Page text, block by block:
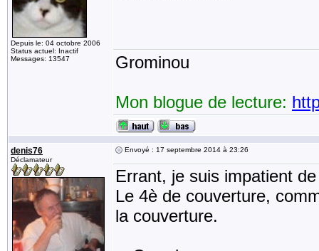
Depuis le: 04 octobre 2006
Status actuel: Inactif
Messages: 13547
Grominou
Mon blogue de lecture:
denis76
Déclamateur
Envoyé : 17 septembre 2014 à 23:26
Errant, je suis impatient
Le 4è de couverture,
la couverture.